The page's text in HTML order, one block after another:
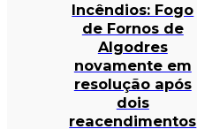
Incêndios: Fogo
de Fornos de
Algodres
novamente em
resolução após
dois
reacendimentos